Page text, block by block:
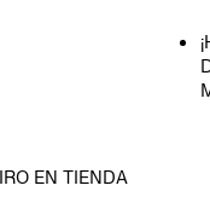
EN TIENDA